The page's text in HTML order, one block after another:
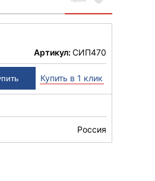
Артикул: СИП470
Купить в 1 клик
Россия